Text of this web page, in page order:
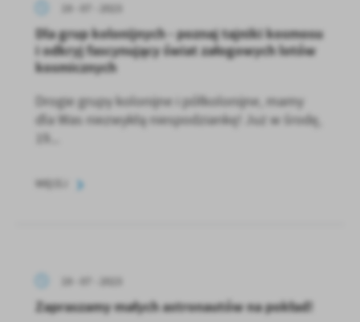
19 - 07 - 2023
Dla grup kolonijnych - poznaj tajniki kosmosu
i odkryj fascynujący świat załogowych lotów
kosmicznych
Drogie grupy kolonijne i półkolonijne, mamy
dla Was niezwykłą niespodziankę! Już w środę,
19...
19 - 07 - 2023
Zapraszamy małych astronautów na pokład!